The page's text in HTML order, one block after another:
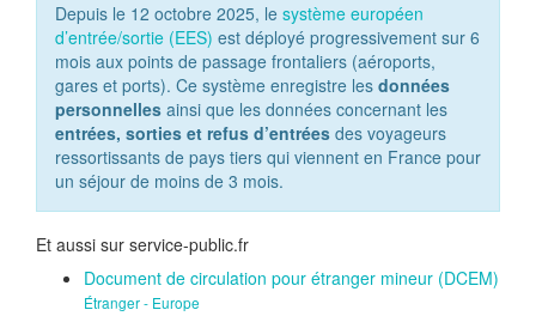
Depuis le 12 octobre 2025, le système européen
d’entrée/sortie (EES) est déployé progressivement sur 6
mois aux points de passage frontaliers (aéroports,
gares et ports). Ce système enregistre les données
personnelles ainsi que les données concernant les
entrées, sorties et refus d’entrées des voyageurs
ressortissants de pays tiers qui viennent en France pour
un séjour de moins de 3 mois.
Et aussi sur service-public.fr
Document de circulation pour étranger mineur (DCEM)
Étranger - Europe